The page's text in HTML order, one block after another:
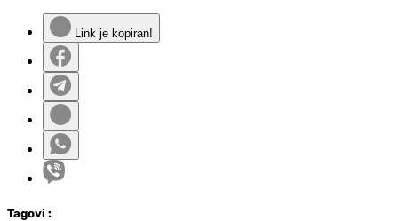
Link je kopiran!
Tagovi :